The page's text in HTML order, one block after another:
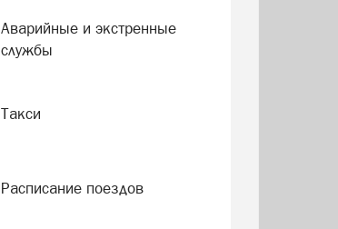
Аварийные и экстренные
службы
Такси
Расписание поездов